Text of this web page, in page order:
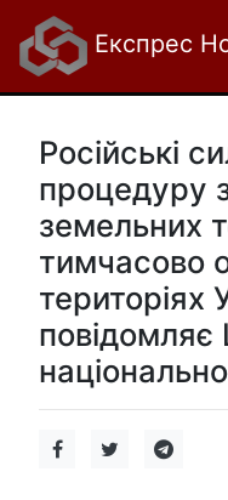
Експрес
Російські
процедуру
земельних
тимчасово
територіях
повідомляє